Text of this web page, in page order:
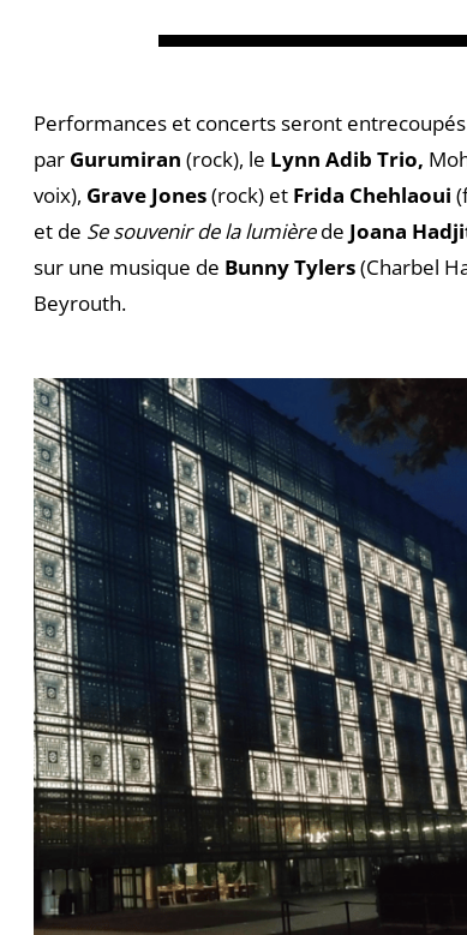
Performances et concerts seront
par Gurumiran (rock), le Lynn Adib Trio,
voix), Grave Jones(rock) et Frida Chehlaoui
et de Se souvenir de la lumièrede Joana
sur une musique de Bunny Tylers(Charbel
Beyrouth.